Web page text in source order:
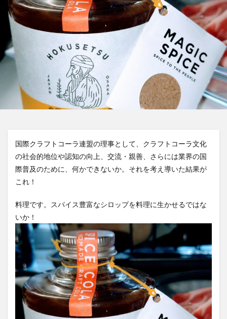
国際クラフトコーラ連盟の理事として、クラフトコーラ文化
の社会的地位や認知の向上、交流・親善、さらには業界の国
際普及のために、何かできないか。それを考え導いた結果が
これ！
料理です。スパイス豊富なシロップを料理に生かせるではな
いか！
ローカルコーラ
ロイヤル 九州
伊藤甘味
ヤーコン
八海山
八海醸造株式会社
北摂スパイスコーラ
北摂スパイス研究所
北海道クラフトコーラ
埼玉クラフトコーラ
屋久島1000年コーラ
ヤーコンシロップ
モンデマンエステー
島根県
ポークソテー
ハンズ
ピザ
ピノコーラ
プレスリリース
ブレンドシロップ
ベッピンコーラ
ペプシコーラ
ボタニカル
モンスターエナジー
ボタニカルクラフトコーラ
ホットコーラー
ポップコーン
メロンソーダ
メントスコーラ
モスバーガー
モトコーラ
パーティタイム
邑智郡 腸活
自家製コーラ
自由が丘バーガー
萬金コーラ
薩摩クラフトコーラ
薬膳発酵コーラ
薬膳醗酵コーラ「覚醒」
行田
越後クラフトコーラ
銚子灯台コーラ
美郷町
鎌倉
鎌倉龍神コーラ
雪室
霧島クラフトコーラ
飲食店情報